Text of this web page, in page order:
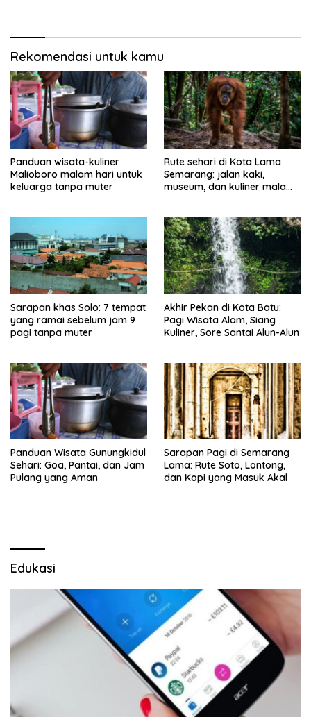
Rekomendasi untuk kamu
Panduan wisata-kuliner
Malioboro malam hari untuk
keluarga tanpa muter
Rute sehari di Kota Lama
Semarang: jalan kaki,
museum, dan kuliner malam
Sarapan khas Solo: 7 tempat
yang ramai sebelum jam 9
pagi tanpa muter
Akhir Pekan di Kota Batu:
Pagi Wisata Alam, Siang
Kuliner, Sore Santai Alun-Alun
Panduan Wisata Gunungkidul
Sehari: Goa, Pantai, dan Jam
Pulang yang Aman
Sarapan Pagi di Semarang
Lama: Rute Soto, Lontong,
dan Kopi yang Masuk Akal
Edukasi